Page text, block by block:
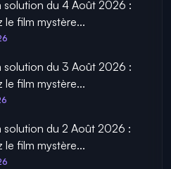
solution du 4 Août 2026 :
le film mystère...
solution du 3 Août 2026 :
le film mystère...
solution du 2 Août 2026 :
le film mystère...